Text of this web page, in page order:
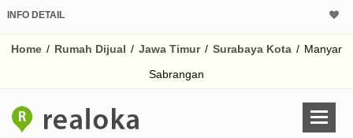
INFO DETAIL
Home / Rumah Dijual / Jawa Timur / Surabaya Kota / Manyar
Sabrangan
Harga Rp
% /th